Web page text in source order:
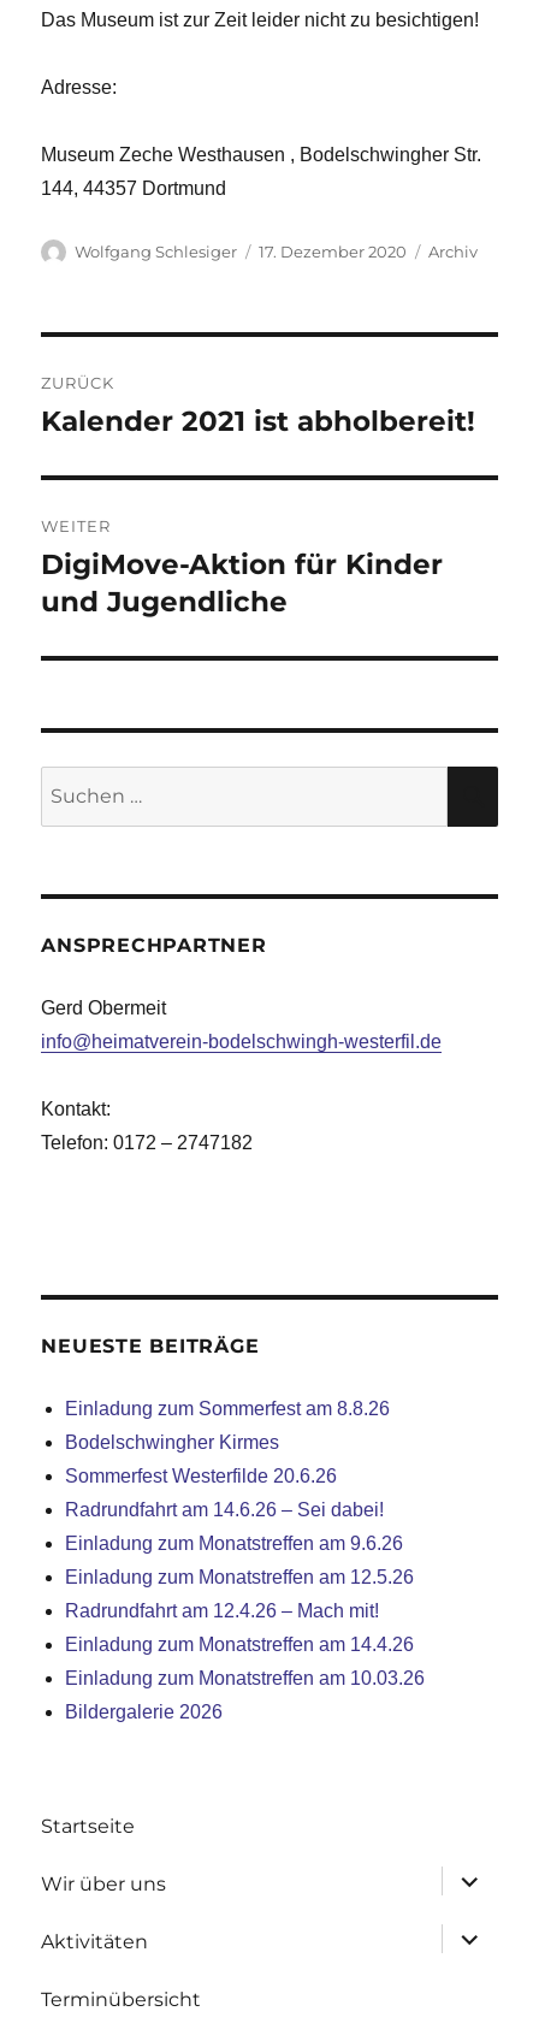
Das Museum ist zur Zeit leider nicht zu besichtigen!
Adresse:
Museum Zeche Westhausen , Bodelschwingher Str.
144, 44357 Dortmund
Autor
Wolfgang Schlesiger
Veröffentlicht
17. Dezember 2020 Kategorien
Archiv
ZURÜCK
Vorheriger
Kalender 2021 ist abholbereit!
WEITER
Nächster
Beitrag:
DigiMove-Aktion für Kinder
und Jugendliche
ANSPRECHPARTNER
Gerd Obermeit
info@heimatverein-bodelschwingh-westerfil.de
Kontakt:
Telefon: 0172 – 2747182
NEUESTE BEITRÄGE
Einladung zum Sommerfest am 8.8.26
Bodelschwingher Kirmes
Sommerfest Westerfilde 20.6.26
Radrundfahrt am 14.6.26 – Sei dabei!
Einladung zum Monatstreffen am 9.6.26
Einladung zum Monatstreffen am 12.5.26
Radrundfahrt am 12.4.26 – Mach mit!
Einladung zum Monatstreffen am 14.4.26
Einladung zum Monatstreffen am 10.03.26
Bildergalerie 2026
Startseite
Wir über uns
Aktivitäten
Terminübersicht